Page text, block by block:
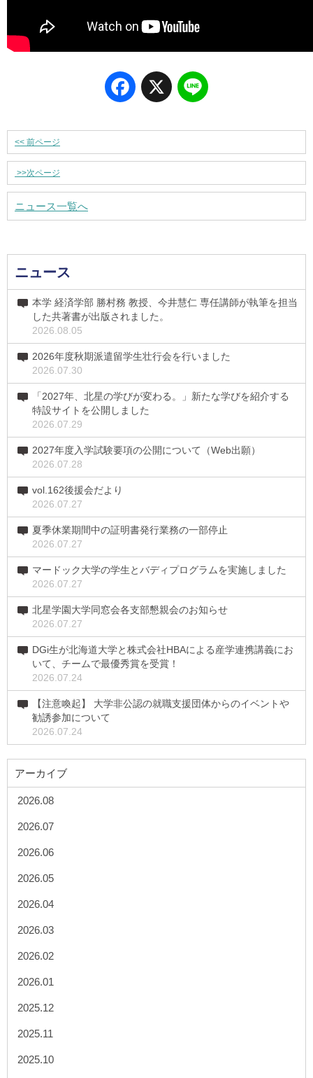
Facebook
X
<< 前ページ
>>次ページ
ニュース一覧へ
ニュース
本学 経済学部 勝村務 教授、今井慧仁 専任講師が執筆を担当
した共著書が出版されました。
2026.08.05
2026年度秋期派遣留学生壮行会を行いました
2026.07.30
「2027年、北星の学びが変わる。」新たな学びを紹介する
特設サイトを公開しました
2026.07.29
2027年度入学試験要項の公開について（Web出願）
2026.07.28
vol.162後援会だより
2026.07.27
夏季休業期間中の証明書発行業務の一部停止
2026.07.27
マードック大学の学生とバディプログラムを実施しました
2026.07.27
北星学園大学同窓会各支部懇親会のお知らせ
2026.07.27
DGi生が北海道大学と株式会社HBAによる産学連携講義にお
いて、チームで最優秀賞を受賞！
2026.07.24
【注意喚起】 大学非公認の就職支援団体からのイベントや
勧誘参加について
2026.07.24
アーカイブ
2026.08
2026.07
2026.06
2026.05
2026.04
2026.03
2026.02
2026.01
2025.12
2025.11
2025.10